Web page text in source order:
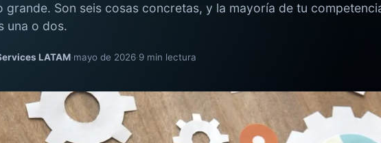
grande. Son seis cosas concretas, y la mayoría de tu
una o dos.
LATAM·mayo de 2026·9 min lectura